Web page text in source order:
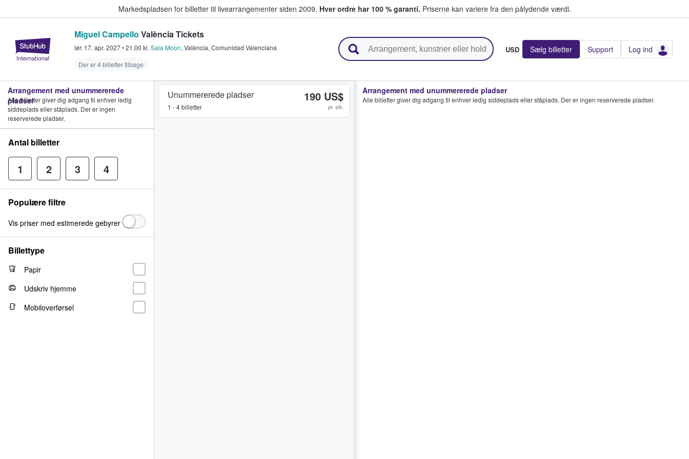
Markedspladsen for billetter til livearrangementer siden 2009. Hver ordre har 100 % garanti. Priserne kan variere fra den pålydende værdi.
StubHub - Hvor fans køber og sælger billetter
Miguel Campello València Tickets
lør. 17. apr. 2027•21.00 kl. Sala Moon, València, Comunidad Valenciana
Der er 4 billetter tilbage
USD Sælg billetter Support Log ind
Unummererede pladser
1 - 4 billetter
190 US$
pr. stk.
Arrangement med unummererede pladser
Alle billetter giver dig adgang til enhver ledig siddeplads eller ståplads. Der er ingen reserverede pladser.
Arrangement med unummererede
pladser
Alle billetter giver dig adgang til enhver ledig
siddeplads eller ståplads. Der er ingen
reserverede pladser.
Antal billetter
1 2 3 4
Populære filtre
Vis priser med estimerede gebyrer
Billettype
Papir
Udskriv hjemme
Mobiloverførsel